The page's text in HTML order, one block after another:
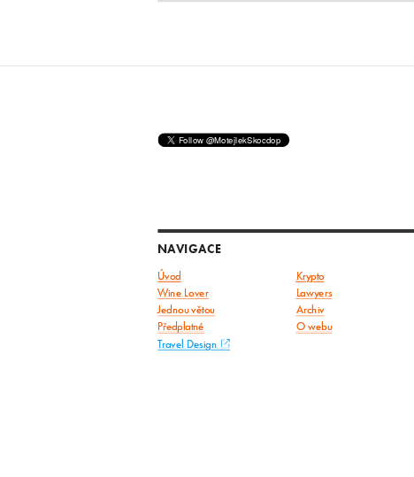
NAVIGACE
Úvod
Krypto
Wine Lover
Lawyers
Jednou větou Archiv
Předplatné O webu
Travel Design